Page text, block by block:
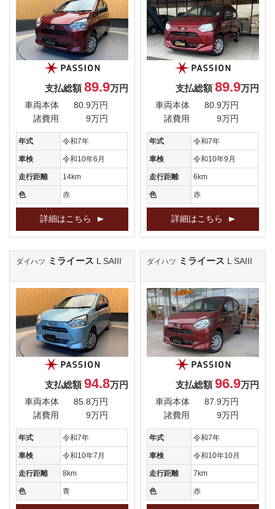
支払総額89.9万円
車両本体
80.9万円
諸費用
9万円
年式 令和7年
車検 令和10年6月
走行距離 14km
色 赤
詳細はこちら
支払総額89.9万円
車両本体
80.9万円
諸費用
9万円
年式 令和7年
車検 令和10年9月
走行距離 6km
色 赤
詳細はこちら
ダイハツ ミライース L SAIII
支払総額94.8万円
車両本体
85.8万円
諸費用
9万円
年式 令和7年
車検 令和10年7月
走行距離 8km
色 青
ダイハツ ミライース L SAIII
支払総額96.9万円
車両本体
87.9万円
諸費用
9万円
年式 令和7年
車検 令和10年10月
走行距離 7km
色 赤